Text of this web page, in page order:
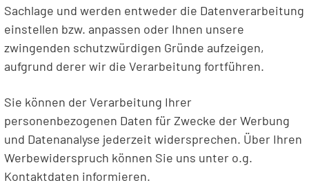
Sachlage und werden entweder die Datenverarbeitung
einstellen bzw. anpassen oder Ihnen unsere
zwingenden schutzwürdigen Gründe aufzeigen,
aufgrund derer wir die Verarbeitung fortführen.
Sie können der Verarbeitung Ihrer
personenbezogenen Daten für Zwecke der Werbung
und Datenanalyse jederzeit widersprechen. Über Ihren
Werbewiderspruch können Sie uns unter o.g.
Kontaktdaten informieren.